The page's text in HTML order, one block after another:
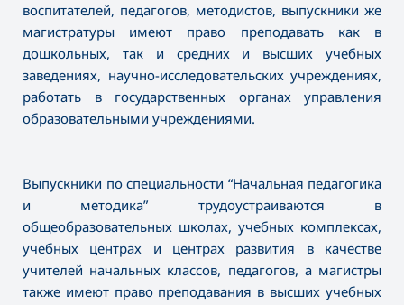
воспитателей, педагогов, методистов, выпускники же
магистратуры имеют право преподавать как в
дошкольных, так и средних и высших учебных
заведениях, научно-исследовательских учреждениях,
работать в государственных органах управления
образовательными учреждениями.
Выпускники по специальности “Начальная педагогика
и методика” трудоустраиваются в
общеобразовательных школах, учебных комплексах,
учебных центрах и центрах развития в качестве
учителей начальных классов, педагогов, а магистры
также имеют право преподавания в высших учебных